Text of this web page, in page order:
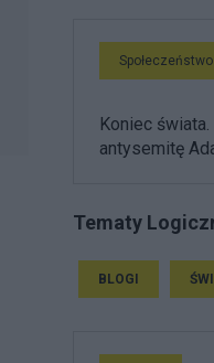
Społeczeństwo
Koniec
antysemitę
Tematy
BLOGI